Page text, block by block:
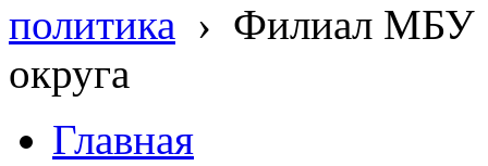
политика › Филиал МБУ
округа
Главная